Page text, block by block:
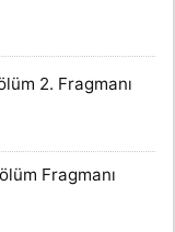
2. Fragmanı
Fragmanı